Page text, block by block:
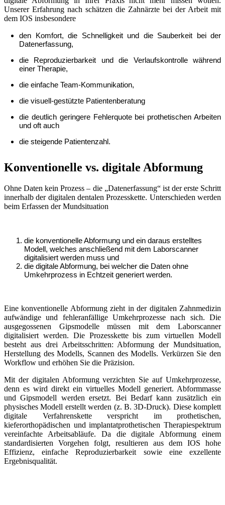
Unserer Erfahrung nach schätzen die Zahnärzte bei der Arbeit mit
dem IOS insbesondere
den Komfort, die Schnelligkeit und die Sauberkeit bei der
Datenerfassung,
die Reproduzierbarkeit und die Verlaufskontrolle während
einer Therapie,
die einfache Team-Kommunikation,
die visuell-gestützte Patientenberatung
die deutlich geringere Fehlerquote bei prothetischen Arbeiten
und oft auch
die steigende Patientenzahl.
Konventionelle vs. digitale Abformung
Ohne Daten kein Prozess – die „Datenerfassung“ ist der erste Schritt
innerhalb der digitalen dentalen Prozesskette. Unterschieden werden
beim Erfassen der Mundsituation
die konventionelle Abformung und ein daraus erstelltes
Modell, welches anschließend mit dem Laborscanner
digitalisiert werden muss und
die digitale Abformung, bei welcher die Daten ohne
Umkehrprozess in Echtzeit generiert werden.
Eine konventionelle Abformung zieht in der digitalen Zahnmedizin
aufwändige und fehleranfällige Umkehrprozesse nach sich. Die
ausgegossenen Gipsmodelle müssen mit dem Laborscanner
digitalisiert werden. Die Prozesskette bis zum virtuellen Modell
besteht aus drei Arbeitsschritten: Abformung der Mundsituation,
Herstellung des Modells, Scannen des Modells. Verkürzen Sie den
Workflow und erhöhen Sie die Präzision.
Mit der digitalen Abformung verzichten Sie auf Umkehrprozesse,
denn es wird direkt ein virtuelles Modell generiert. Abformmasse
und Gipsmodell werden ersetzt. Bei Bedarf kann zusätzlich ein
physisches Modell erstellt werden (z. B. 3D-Druck). Diese komplett
digitale Verfahrenskette verspricht im prothetischen,
kieferorthopädischen und implantatprothetischen Therapiespektrum
vereinfachte Arbeitsabläufe. Da die digitale Abformung einem
standardisierten Vorgehen folgt, resultieren aus dem IOS hohe
Effizienz, einfache Reproduzierbarkeit sowie eine exzellente
Ergebnisqualität.